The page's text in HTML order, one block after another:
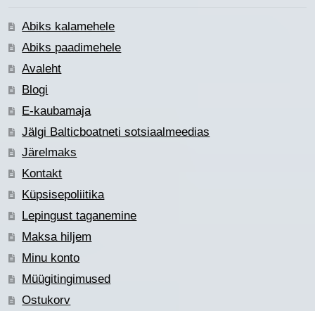
Abiks kalamehele
Abiks paadimehele
Avaleht
Blogi
E-kaubamaja
Jälgi Balticboatneti sotsiaalmeedias
Järelmaks
Kontakt
Küpsisepoliitika
Lepingust taganemine
Maksa hiljem
Minu konto
Müügitingimused
Ostukorv